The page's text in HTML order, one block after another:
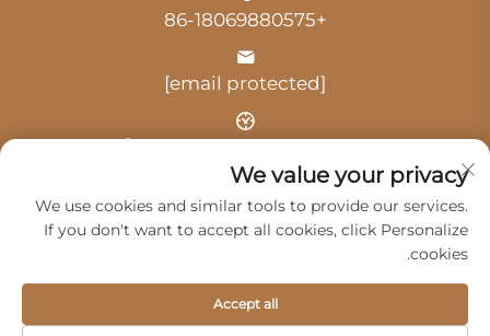
+86-18069880575
[email protected]
حقوق النشر © 2025 بواسطة شركة هانغتشو غوانغي للخدمات
السيارات المحدودة -
We value your privacy
We use cookies and similar tools to provide our services.
If you don't want to accept all cookies, click Personalize
cookies.
Accept all